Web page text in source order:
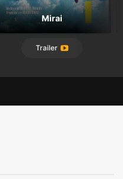
Mirai
Trailer